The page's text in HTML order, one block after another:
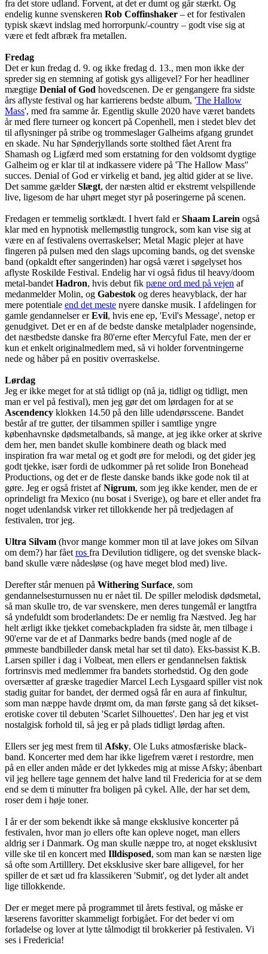
fra det store udland. Forvent, at det er dumt og går stærkt. Og
endelig kunne svenskeren Rob Coffinshaker – et for festivalen
typisk skævt indslag med horrorpunk/-country – godt vise sig at
være et fedt afbræk fra metallen.
Fredag
Det er kun fredag d. 9. og ikke fredag d. 13., men mon ikke der
spreder sig en stemning af gotisk gys alligevel? For her headliner
mægtige Denial of God hovedscenen. De er gengangere fra sidste
års aflyste festival og har karrierens bedste album, 'The Hallow
Mass', med fra samme år. Egentlig skulle 2020 have været bandets
år med flere turneer og koncert på Copenhell, men i stedet blev det
til aflysninger på stribe og trommeslager Galheims afgang grundet
en skade. Nu har Sønderjyllands sorte stolthed fået Arent fra
Shamash og Ligfærd med som erstatning for den voldsomt dygtige
Galheim og er klar til at indkassere videre på 'The Hallow Mass''
succes. Denial of God er virkelig et band, jeg altid gider at se live.
Det samme gælderSlægt, der næsten altid er ekstremt velspillende
live, ligesom de har uhørt meget styr på poseringerne på scenen.
Fredagen er temmelig sortklædt. I hvert fald erShaam Larein også
klar med en hypnotisk mellemøstlig tungrock, som kan vise sig at
være en af festivalens overraskelser; Metal Magic plejer at have
fingeren på pulsen med den slags upcoming bands, og det svenske
band (opkaldt efter sangerinden) har også været i søgelyset hos
aflyste Roskilde Festival. Endelig har vi også fidus til heavy/doom
metal-bandet Hadron, hvis debut fik pæne ord med på vejen af
medanmelder Molin, og Gabestok og deres heavyblack, der har
mere potentiale end det meste nyere danske musik. I afdelingen for
gamle gendannelser erEvil, hvis ene ep, 'Evil's Message', netop er
genudgivet. Det er en af de bedste danske metalplader nogensinde,
det næstbedste danske fra 80'erne efter Mercyful Fate, men der er
kun et enkelt originalmedlem med, så vi holder forventningerne
nede og håber på en positiv overraskelse.
Lørdag
Jeg er ikke meget for at stå tidligt op (nå ja, tidligt og tidligt, men
man er vel på festival), men jeg gør det om lørdagen for at se
Ascendency klokken 14.50 på den lille udendørsscene. Bandet
består af tre gutter, der tilsammen spiller i samtlige yngre
københavnske dødsmetalbands, så mange, at jeg ikke orker at skrive
dem her, men bandet skulle kombinere death og black med
inspiration fra war metal og et godt øre for melodi, og det gider jeg
godt tjekke, især fordi de udkommer på ret solide Iron Bonehead
Productions, og det er de fleste danske bands ikke gode nok til at
gøre. Jeg er også fristet afNigrum, som jeg ikke kender, men de er
oprindeligt fra Mexico (nu bosat i Sverige), og bare et eller andet fra
noget udenlandsk virker ret tillokkende her på tredjedagen af
festivalen, tror jeg.
Ultra Silvam (hvor mange kommer mon til at lave jokes om Silvan
om dem?) har fået ros fra Devilution tidligere, og det svenske black-
band skulle være nådesløse (og have meget blod med) live.
Derefter står menuen på Withering Surface, som
gendannelsesturnussen nu er nået til. De spiller melodisk dødsmetal,
så man skulle tro, de var svenskere, men deres tungemål er langtfra
så yndefuldt som broderlandets: De er nemlig fra Næstved. Jeg har
helt ærligt ikke tjekket comebackpladen fra sidste år, men tilbage i
90'erne var de et af Danmarks bedre bands (med nogle af de
ømmeste bandbilleder dansk metal har set til dato). Eks-bassist K.B.
Larsen spiller i dag i Volbeat, men ellers er gendannelsen faktisk
fortrinsvis med medlemmer fra bandets storhedstid. Og den gode
oversætter af græske tragedier Marcel Lech Lysgaard spiller vist nok
stadig guitar for bandet, der dermed også får en aura af finkultur,
som man næppe havde drømt om, da man første gang så det kikset-
erotiske cover til debuten 'Scarlet Silhouettes'. Den har jeg et vist
nostalgisk forhold til, så jeg er på plads tidligt lørdag aften.
Ellers ser jeg mest frem til Afsky, Ole Luks atmosfæriske black-
band. Koncerter med dem har ikke ligefrem været i restordre, men
på en eller anden måde er det lykkedes mig at misse Afsky; åbenbart
vil jeg hellere tage gennem det halve land til Fredericia for at se dem
end se dem ti minutter fra boligen på cykel. Alle, der har set dem,
roser dem i høje toner.
I år er der som bekendt ikke så mange eksklusive koncerter på
festivalen, hvor man jo ellers ofte kan opleve noget, man ellers
aldrig ser i Danmark. Og man skulle næppe tro, at noget eksklusivt
ville ske til en koncert med Illdisposed, som man kan se næsten lige
så ofte som Artilllery. Det eksklusive sker bare alligevel, for her
spiller de et sæt ud fra klassikeren 'Submit', og det lyder alt andet
lige tillokkende.
Der er meget mere på programmet til årets festival, og måske er
læserens favoritter skammeligt forbigået. For det beder vi om
forladelse og lover at lytte tålmodigt til brokkerier på festivalen. Vi
ses i Fredericia!